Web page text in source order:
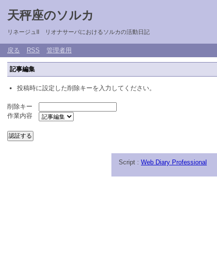
天秤座のソルカ
リネージュII リオナサーバにおけるソルカの活動日記
戻る RSS 管理者用
記事編集
投稿時に設定した削除キーを入力してください。
削除キー
作業内容
Script : Web Diary Professional